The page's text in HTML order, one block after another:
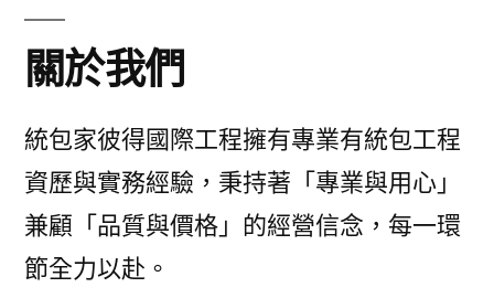
關於我們
統包家彼得國際工程擁有專業有統包工程
資歷與實務經驗，秉持著「專業與用心」
兼顧「品質與價格」的經營信念，每一環
節全力以赴。